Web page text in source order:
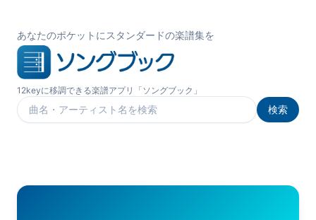
あなたのポケットにスタンダードの楽譜集を
12keyに移調できる楽譜アプリ「ソングブック」
楽曲を検索
検索